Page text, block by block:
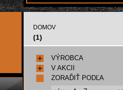
DOMOV
(1)
VÝROBCA
V AKCII
ZORAĎIŤ PODĽA